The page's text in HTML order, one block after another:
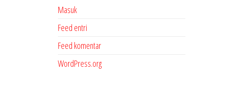
Masuk
Feed entri
Feed komentar
WordPress.org